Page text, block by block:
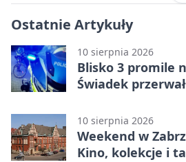
Ostatnie Artykuły
10 sierpnia 2026
Blisko 3 promile
Świadek
10 sierpnia 2026
Weekend w
Kino, kolekcje i